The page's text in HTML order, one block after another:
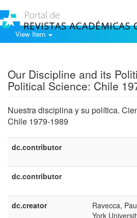
View Item
Our Discipline and its
Political Science: Chile
Nuestra disciplina y su política.
Chile 1979-1989
dc.contributor
dc.contributor
dc.creator
Ravecca,
York